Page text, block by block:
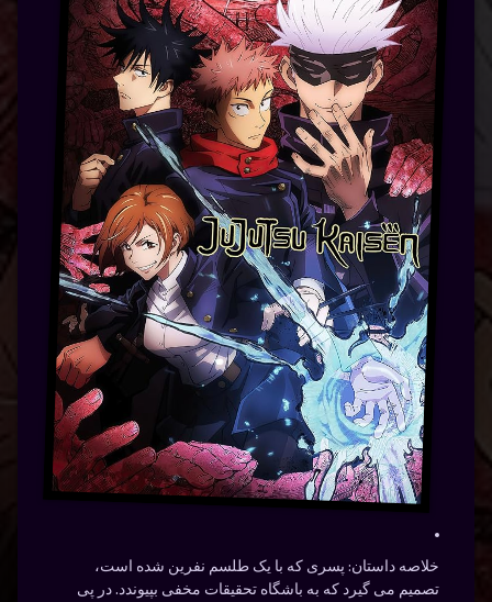
خلاصه داستان:پسری که با یک طلسم نفرین شده است،
تصمیم می گیرد که به باشگاه تحقیقات مخفی بپیوندد. در پی